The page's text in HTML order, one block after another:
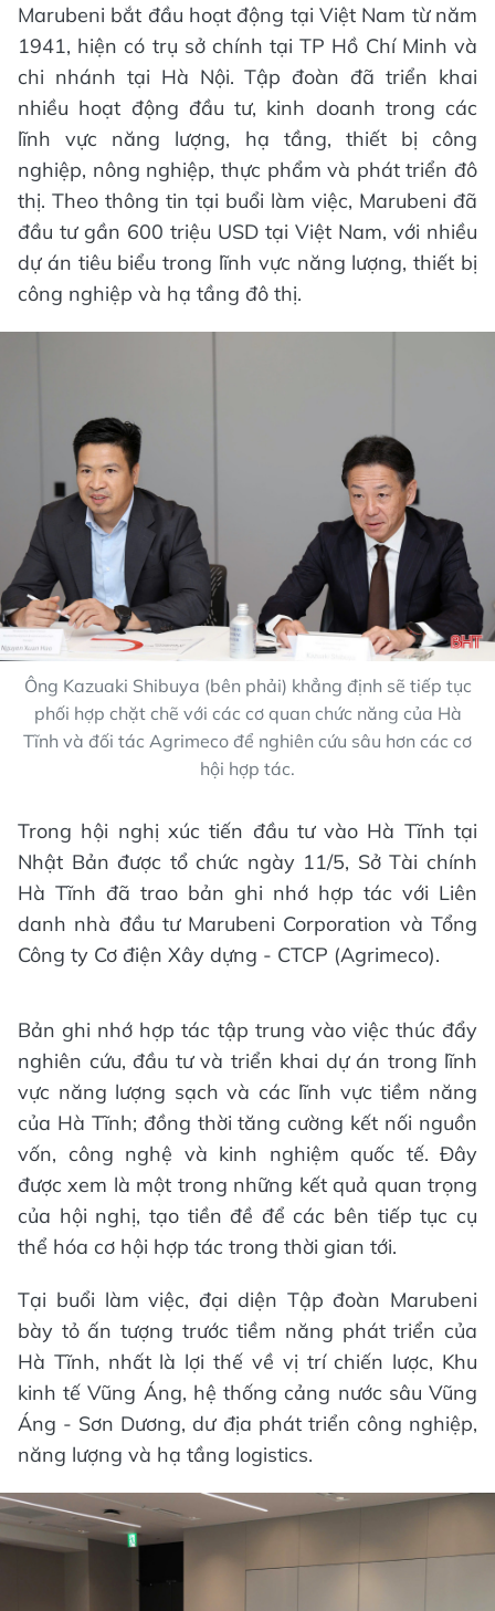
Marubeni bắt đầu hoạt động tại Việt Nam từ năm
1941, hiện có trụ sở chính tại TP Hồ Chí Minh và
chi nhánh tại Hà Nội. Tập đoàn đã triển khai
nhiều hoạt động đầu tư, kinh doanh trong các
lĩnh vực năng lượng, hạ tầng, thiết bị công
nghiệp, nông nghiệp, thực phẩm và phát triển đô
thị. Theo thông tin tại buổi làm việc, Marubeni đã
đầu tư gần 600 triệu USD tại Việt Nam, với nhiều
dự án tiêu biểu trong lĩnh vực năng lượng, thiết bị
công nghiệp và hạ tầng đô thị.
Ông Kazuaki Shibuya (bên phải) khẳng định sẽ tiếp tục
phối hợp chặt chẽ với các cơ quan chức năng của Hà
Tĩnh và đối tác Agrimeco để nghiên cứu sâu hơn các cơ
hội hợp tác.
Trong hội nghị xúc tiến đầu tư vào Hà Tĩnh tại
Nhật Bản được tổ chức ngày 11/5, Sở Tài chính
Hà Tĩnh đã trao bản ghi nhớ hợp tác với Liên
danh nhà đầu tư Marubeni Corporation và Tổng
Công ty Cơ điện Xây dựng - CTCP (Agrimeco).
Bản ghi nhớ hợp tác tập trung vào việc thúc đẩy
nghiên cứu, đầu tư và triển khai dự án trong lĩnh
vực năng lượng sạch và các lĩnh vực tiềm năng
của Hà Tĩnh; đồng thời tăng cường kết nối nguồn
vốn, công nghệ và kinh nghiệm quốc tế. Đây
được xem là một trong những kết quả quan trọng
của hội nghị, tạo tiền đề để các bên tiếp tục cụ
thể hóa cơ hội hợp tác trong thời gian tới.
Tại buổi làm việc, đại diện Tập đoàn Marubeni
bày tỏ ấn tượng trước tiềm năng phát triển của
Hà Tĩnh, nhất là lợi thế về vị trí chiến lược, Khu
kinh tế Vũng Áng, hệ thống cảng nước sâu Vũng
Áng - Sơn Dương, dư địa phát triển công nghiệp,
năng lượng và hạ tầng logistics.